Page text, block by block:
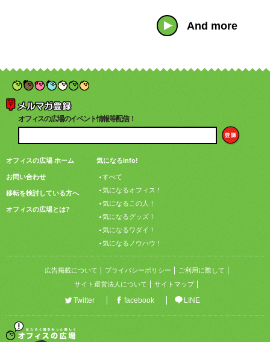
And more
オフィスの広場のイベント情報等配信！
オフィスの広場 ホーム
お問い合わせ
移転を検討している方へ
オフィスの広場とは?
気になるinfo!
すべて
気になるオフィス！
気になるこの人！
気になるグッズ！
気になるワダイ！
気になるノウハウ！
広告掲載について プライバシーポリシー
ご利用に際して
サイト運営法人について
サイトマップ
Twitter facebook LINE